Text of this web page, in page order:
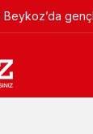
Beykoz’da